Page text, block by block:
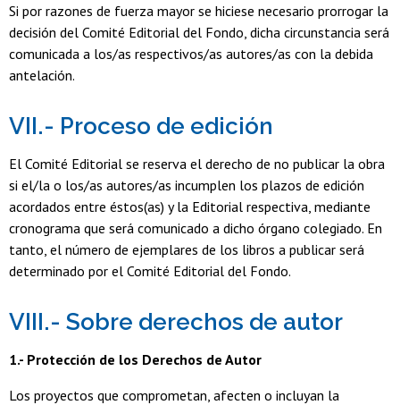
Si por razones de fuerza mayor se hiciese necesario prorrogar la
decisión del Comité Editorial del Fondo, dicha circunstancia será
comunicada a los/as respectivos/as autores/as con la debida
antelación.
VII.- Proceso de edición
El Comité Editorial se reserva el derecho de no publicar la obra
si el/la o los/as autores/as incumplen los plazos de edición
acordados entre éstos(as) y la Editorial respectiva, mediante
cronograma que será comunicado a dicho órgano colegiado. En
tanto, el número de ejemplares de los libros a publicar será
determinado por el Comité Editorial del Fondo.
VIII.- Sobre derechos de autor
1.- Protección de los Derechos de Autor
Los proyectos que comprometan, afecten o incluyan la